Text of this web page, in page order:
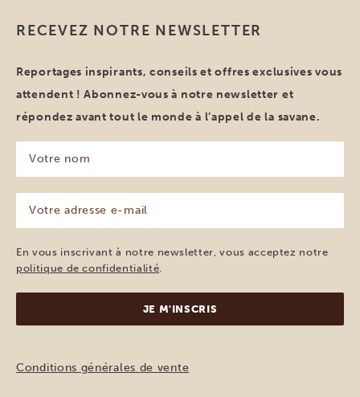
RECEVEZ NOTRE NEWSLETTER
Reportages inspirants, conseils et offres exclusives vous
attendent ! Abonnez-vous à notre newsletter et
répondez avant tout le monde à l’appel de la savane.
nom
(Nécessaire)
adresse
e-
mail
(Nécessaire)
En vous inscrivant à notre newsletter, vous acceptez notre
politique de confidentialité
Conditions générales de vente